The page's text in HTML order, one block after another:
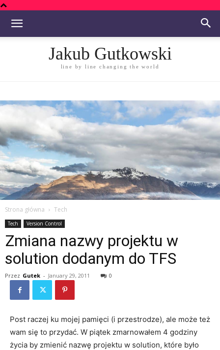
Jakub Gutkowski
line by line changing the world
Strona główna Tech
Tech Version Control
Zmiana nazwy projektu w
solution dodanym do TFS
Przez Gutek - January 29, 2011 0
Post raczej ku mojej pamięci (i przestrodze), ale może też
wam się to przydać. W piątek zmarnowałem 4 godziny
życia by zmienić nazwę projektu w solution, które było